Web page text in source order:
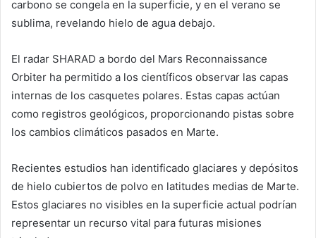
carbono se congela en la superficie, y en el verano se
sublima, revelando hielo de agua debajo.
El radar SHARAD a bordo del Mars Reconnaissance
Orbiter ha permitido a los científicos observar las capas
internas de los casquetes polares. Estas capas actúan
como registros geológicos, proporcionando pistas sobre
los cambios climáticos pasados en Marte.
Recientes estudios han identificado glaciares y depósitos
de hielo cubiertos de polvo en latitudes medias de Marte.
Estos glaciares no visibles en la superficie actual podrían
representar un recurso vital para futuras misiones